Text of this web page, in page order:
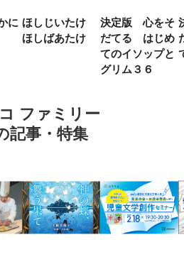
に ほしじいたけ
ほしばあたけ
決定版 心をそ
だてる はじめ
てのイソップと
グリム３６
ファミリー
記事・特集